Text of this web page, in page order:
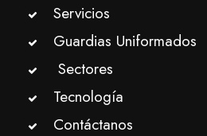
Servicios
Guardias Uniformados
Sectores
Tecnología
Contáctanos